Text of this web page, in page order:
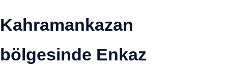
Kahramankazan
bölgesinde Enkaz